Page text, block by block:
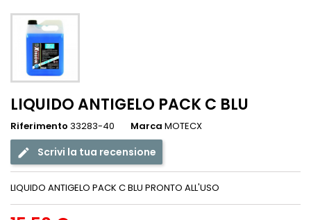
LIQUIDO ANTIGELO PACK C BLU
Riferimento 33283-40 Marca MOTECX
Scrivi la tua recensione
LIQUIDO ANTIGELO PACK C BLU PRONTO ALL'USO